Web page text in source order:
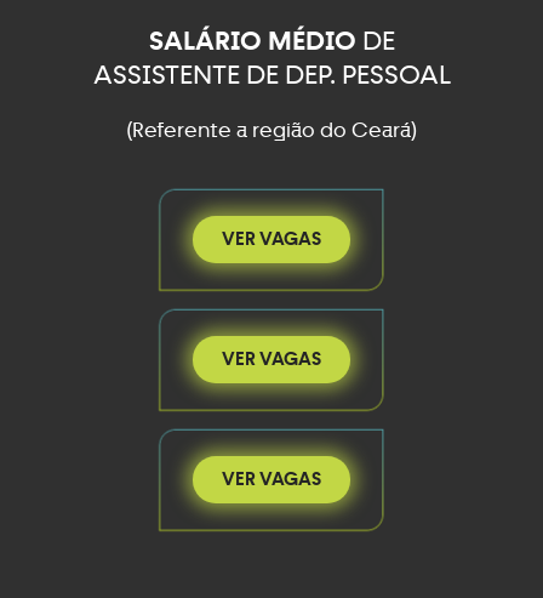
SALÁRIO MÉDIO DE
ASSISTENTE DE DEP. PESSOAL
(Referente a região do Ceará)
VER VAGAS
VER VAGAS
VER VAGAS